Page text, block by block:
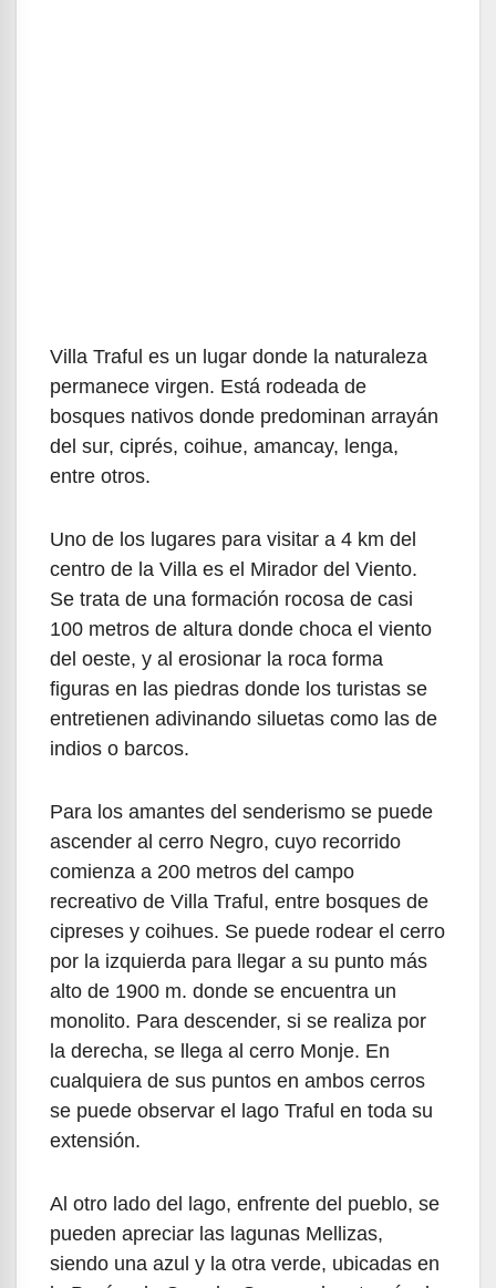
Villa Traful es un lugar donde la naturaleza
permanece virgen. Está rodeada de
bosques nativos donde predominan arrayán
del sur, ciprés, coihue, amancay, lenga,
entre otros.
Uno de los lugares para visitar a 4 km del
centro de la Villa es el Mirador del Viento.
Se trata de una formación rocosa de casi
100 metros de altura donde choca el viento
del oeste, y al erosionar la roca forma
figuras en las piedras donde los turistas se
entretienen adivinando siluetas como las de
indios o barcos.
Para los amantes del senderismo se puede
ascender al cerro Negro, cuyo recorrido
comienza a 200 metros del campo
recreativo de Villa Traful, entre bosques de
cipreses y coihues. Se puede rodear el cerro
por la izquierda para llegar a su punto más
alto de 1900 m. donde se encuentra un
monolito. Para descender, si se realiza por
la derecha, se llega al cerro Monje. En
cualquiera de sus puntos en ambos cerros
se puede observar el lago Traful en toda su
extensión.
Al otro lado del lago, enfrente del pueblo, se
pueden apreciar las lagunas Mellizas,
siendo una azul y la otra verde, ubicadas en